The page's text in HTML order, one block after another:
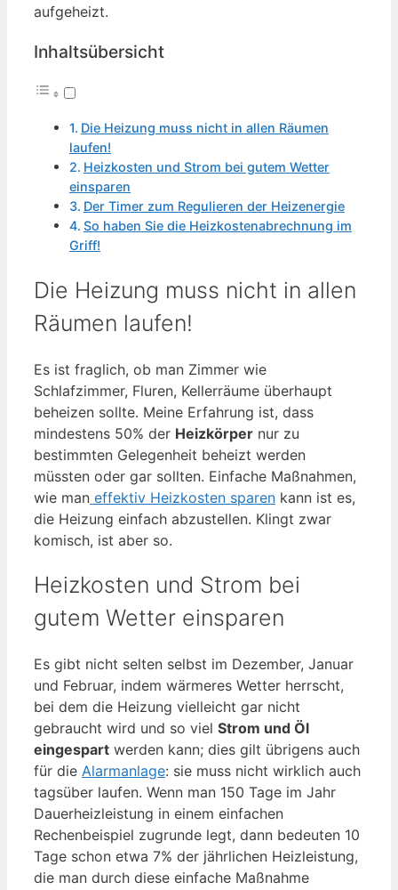
aufgeheizt.
Inhaltsübersicht
Die Heizung muss nicht in allen Räumen
laufen!
Heizkosten und Strom bei gutem Wetter
einsparen
Der Timer zum Regulieren der Heizenergie
So haben Sie die Heizkostenabrechnung im
Griff!
Die Heizung muss nicht in allen
Räumen laufen!
Es ist fraglich, ob man Zimmer wie
Schlafzimmer, Fluren, Kellerräume überhaupt
beheizen sollte. Meine Erfahrung ist, dass
mindestens 50% der Heizkörper nur zu
bestimmten Gelegenheit beheizt werden
müssten oder gar sollten. Einfache Maßnahmen,
wie man effektiv Heizkosten sparen kann ist es,
die Heizung einfach abzustellen. Klingt zwar
komisch, ist aber so.
Heizkosten und Strom bei
gutem Wetter einsparen
Es gibt nicht selten selbst im Dezember, Januar
und Februar, indem wärmeres Wetter herrscht,
bei dem die Heizung vielleicht gar nicht
gebraucht wird und so viel Strom und Öl
eingespart werden kann; dies gilt übrigens auch
für die Alarmanlage: sie muss nicht wirklich auch
tagsüber laufen. Wenn man 150 Tage im Jahr
Dauerheizleistung in einem einfachen
Rechenbeispiel zugrunde legt, dann bedeuten 10
Tage schon etwa 7% der jährlichen Heizleistung,
die man durch diese einfache Maßnahme